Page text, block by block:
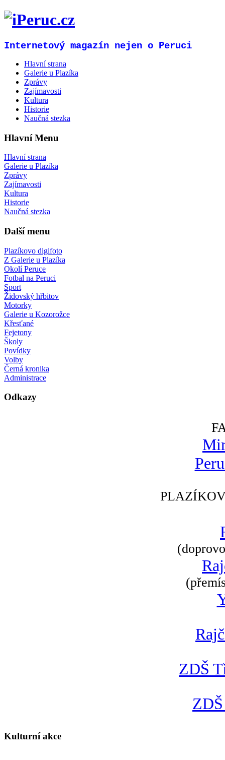
Internetový magazín nejen o Peruci
Hlavní strana
Galerie u Plazíka
Zprávy
Zajímavosti
Kultura
Historie
Naučná stezka
Hlavní Menu
Hlavní strana
Galerie u Plazíka
Zprávy
Zajímavosti
Kultura
Historie
Naučná stezka
Další menu
Plazíkovo digifoto
Z Galerie u Plazíka
Okolí Peruce
Fotbal na Peruci
Sport
Židovský hřbitov
Motorky
Galerie u Kozorožce
Křesťané
Fejetony
Školy
Povídky
Volby
Černá kronika
Administrace
Odkazy
ZDŠ
Kulturní akce